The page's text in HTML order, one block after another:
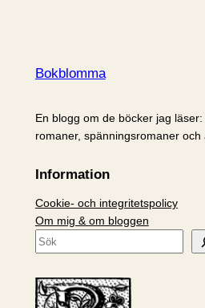
Bokblomma
En blogg om de böcker jag läser:
romaner, spänningsromaner och
Information
Cookie- och integritetspolicy
Om mig & om bloggen
S
k